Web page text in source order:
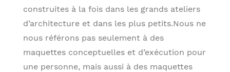
construites à la fois dans les grands ateliers
d’architecture et dans les plus petits.Nous ne
nous référons pas seulement à des
maquettes conceptuelles et d’exécution pour
une personne, mais aussi à des maquettes